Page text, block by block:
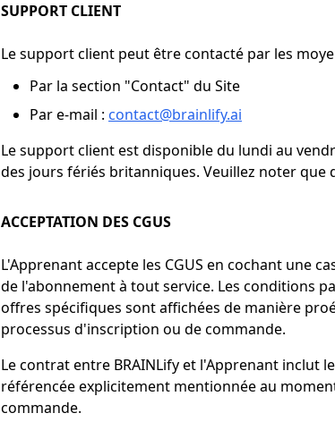
SUPPORT CLIENT
Le support client peut être contacté par les
Par la section "Contact" du Site
Par e-mail : contact@brainlify.ai
Le support client est disponible du lundi au
des jours fériés britanniques. Veuillez noter que
ACCEPTATION DES CGUS
L'Apprenant accepte les CGUS en cochant une
de l'abonnement à tout service. Les conditions
offres spécifiques sont affichées de manière
processus d'inscription ou de commande.
Le contrat entre BRAINLify et l'Apprenant inclut
référencée explicitement mentionnée au
commande.